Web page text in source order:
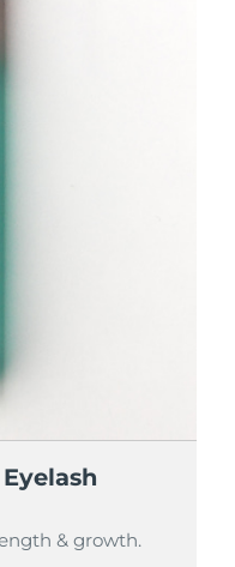
& growth.